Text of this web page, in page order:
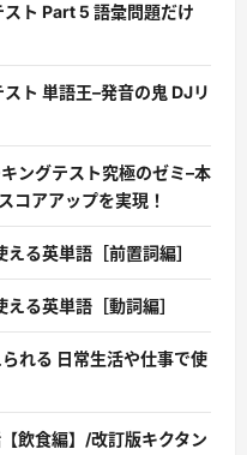
スト Part 5 語彙問題だけ
スト 単語王–発音の鬼 DJリ
ングテスト究極のゼミ–本
コアアップを実現！
える英単語［前置詞編］
える英単語［動詞編］
れる 日常生活や仕事で使
飲食編】/改訂版キクタン